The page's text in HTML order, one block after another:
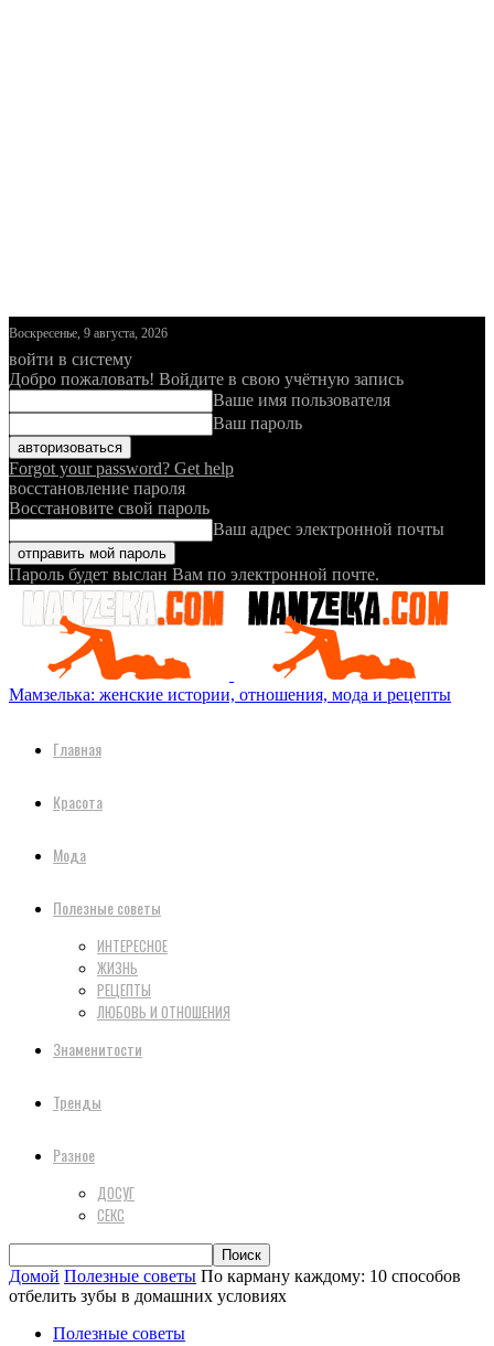
Воскресенье, 9 августа, 2026
войти в систему
Добро пожаловать! Войдите в свою учётную запись
Ваше имя пользователя
Ваш пароль
Forgot your password? Get help
восстановление пароля
Восстановите свой пароль
Ваш адрес электронной почты
Пароль будет выслан Вам по электронной почте.
Мамзелька: женские истории, отношения, мода и рецепты
Главная
Красота
Мода
Полезные советы
ИНТЕРЕСНОЕ
ЖИЗНЬ
РЕЦЕПТЫ
ЛЮБОВЬ И ОТНОШЕНИЯ
Знаменитости
Тренды
Разное
ДОСУГ
СЕКС
Домой Полезные советы По карману каждому: 10 способов
отбелить зубы в домашних условиях
Полезные советы